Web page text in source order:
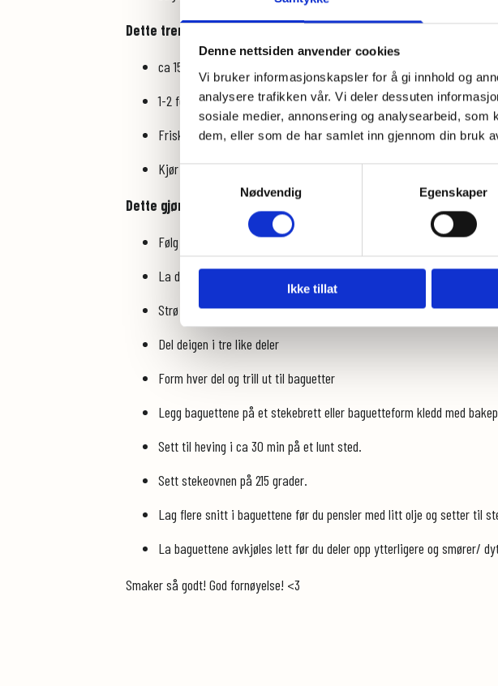
Denne nettsiden anvender cookies
Vi bruker informasjonskapsler for å gi innhold og
analysere trafikken vår. Vi deler dessuten
sosiale medier, annonsering og analysearbeid,
dem, eller som de har samlet inn gjennom din bruk
Nødvendig
Egenskaper
Ikke tillat
Dette trenger du til å lage hvitløksmør:
ca 150 gram smør
1-2 fedd hvitløk
Friske urter (basilikum, oregano, timian)
Kjør alt sammen med en stavmikser til det er godt blandet.
Dette gjør du:
Følg fremgangsmåten på baksiden av miksen og bland godt.
La deigen heve i bakebollen min 30 min før du legger den på en
Strø litt mel på før du tar deigen ut av bakebollen. Bruk gjerne en
Del deigen i tre like deler
Form hver del og trill ut til baguetter
Legg baguettene på et stekebrett eller baguetteform kledd med
Sett til heving i ca 30 min på et lunt sted.
Sett stekeovnen på 215 grader.
Lag flere snitt i baguettene før du pensler med litt olje og setter til
La baguettene avkjøles lett før du deler opp ytterligere og smører/
Smaker så godt! God fornøyelse! <3